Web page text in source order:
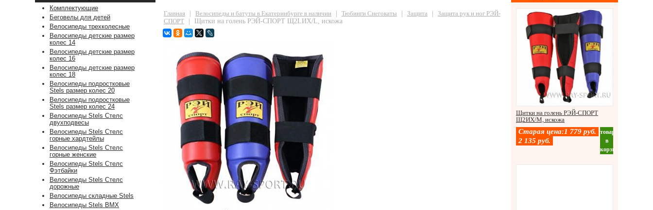
Главная Велосипеды и батуты в Екатеринбурге в наличии Тюбинги Снегокаты Защита
Защита рук и ног РЭЙ-
СПОРТ
Щитки на голень РЭЙ-СПОРТ Щ2LИХ/L, искожа
Комплектующие
Беговелы для детей
Велосипеды трехколесные
Велосипеды детские размер
колес 14
Велосипеды детские размер
колес 16
Велосипеды детские размер
колес 18
Велосипеды подростковые
Stels размер колес 20
Велосипеды подростковые
Stels размер колес 24
Велосипеды Stels Стелс
двухподвесы
Велосипеды Stels Стелс
горные хардтейлы
Велосипеды Stels Стелс
горные женские
Велосипеды Stels Стелс
Фэтбайки
Велосипеды Stels Стелс
дорожные
Велосипеды складные Stels
Велосипеды Stels BMX
Щитки на голень РЭЙ-СПОРТ
Щ2ИХ/М, искожа
Старая цена:1 779 руб.
2 135 руб.
товар
в
корзину